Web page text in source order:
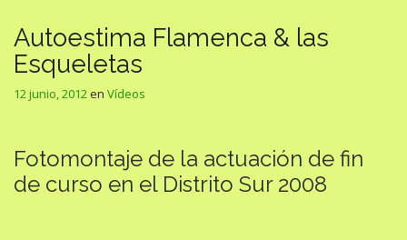
Autoestima Flamenca & las
Esqueletas
12 junio, 2012en Vídeos
Fotomontaje de la actuación de fin
de curso en el Distrito Sur 2008